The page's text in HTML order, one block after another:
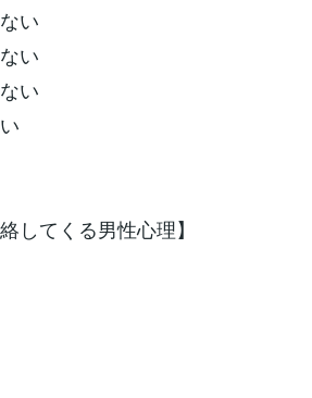
い
い
い
してくる男性心理】